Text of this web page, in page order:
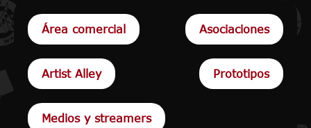
Área comercial Asociaciones
Artist Alley Prototipos
Medios y streamers